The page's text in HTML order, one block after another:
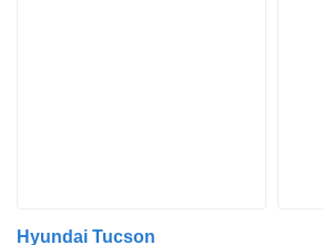
Hyundai Tucson